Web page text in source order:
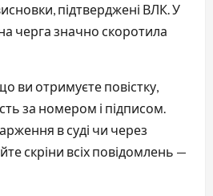
підтверджені ВЛК. У
черга значно скоротила
ви отримуєте повістку,
за номером і підписом.
в суді чи через
скріни всіх повідомлень —